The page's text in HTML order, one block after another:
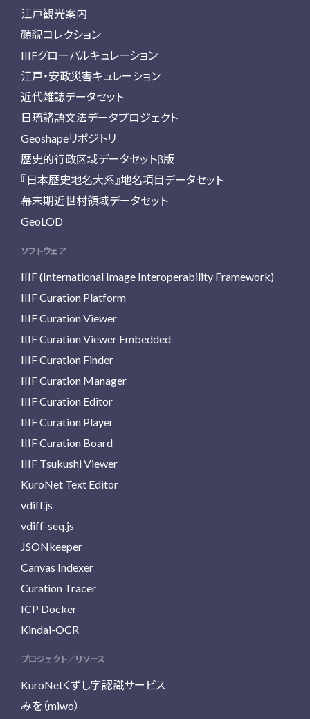
江戸観光案内
顔貌コレクション
IIIFグローバルキュレーション
江戸・安政災害キュレーション
近代雑誌データセット
日琉諸語文法データプロジェクト
Geoshapeリポジトリ
歴史的行政区域データセットβ版
『日本歴史地名大系』地名項目データセット
幕末期近世村領域データセット
GeoLOD
ソフトウェア
IIIF (International Image Interoperability Framework)
IIIF Curation Platform
IIIF Curation Viewer
IIIF Curation Viewer Embedded
IIIF Curation Finder
IIIF Curation Manager
IIIF Curation Editor
IIIF Curation Player
IIIF Curation Board
IIIF Tsukushi Viewer
KuroNet Text Editor
vdiff.js
vdiff-seq.js
JSONkeeper
Canvas Indexer
Curation Tracer
ICP Docker
Kindai-OCR
プロジェクト／リソース
KuroNetくずし字認識サービス
みを（miwo）